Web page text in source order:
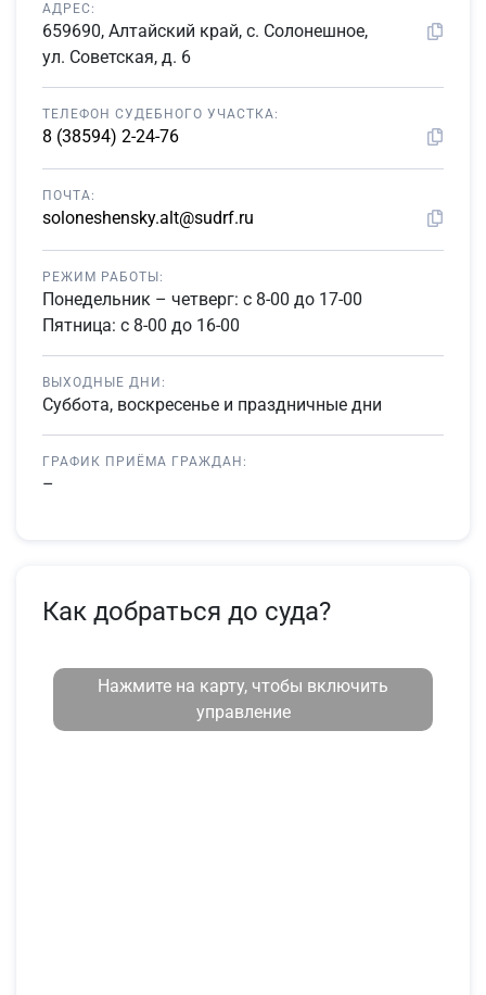
АДРЕС:
659690, Алтайский край, с. Солонешное,
ул. Советская, д. 6
ТЕЛЕФОН СУДЕБНОГО УЧАСТКА:
8 (38594) 2-24-76
ПОЧТА:
soloneshensky.alt@sudrf.ru
РЕЖИМ РАБОТЫ:
Понедельник – четверг: с 8-00 до 17-00
Пятница: с 8-00 до 16-00
ВЫХОДНЫЕ ДНИ:
Суббота, воскресенье и праздничные дни
ГРАФИК ПРИЁМА ГРАЖДАН:
–
Как добраться до суда?
Нажмите на карту, чтобы включить
управление